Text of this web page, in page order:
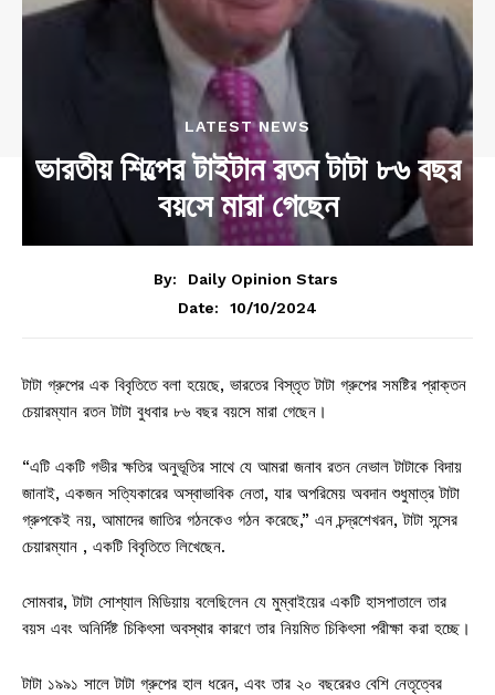
LATEST NEWS
ভারতীয় শিল্পের টাইটান রতন টাটা ৮৬ বছর
বয়সে মারা গেছেন
By:
Daily Opinion Stars
Date:
10/10/2024
টাটা গ্রুপের এক বিবৃতিতে বলা হয়েছে, ভারতের বিস্তৃত টাটা গ্রুপের সমষ্টির প্রাক্তন
চেয়ারম্যান রতন টাটা বুধবার ৮৬ বছর বয়সে মারা গেছেন।
“এটি একটি গভীর ক্ষতির অনুভূতির সাথে যে আমরা জনাব রতন নেভাল টাটাকে বিদায়
জানাই, একজন সত্যিকারের অস্বাভাবিক নেতা, যার অপরিমেয় অবদান শুধুমাত্র টাটা
গ্রুপকেই নয়, আমাদের জাতির গঠনকেও গঠন করেছে,” এন চন্দ্রশেখরন, টাটা সন্সের
চেয়ারম্যান , একটি বিবৃতিতে লিখেছেন.
সোমবার, টাটা সোশ্যাল মিডিয়ায় বলেছিলেন যে মুম্বাইয়ের একটি হাসপাতালে তার
বয়স এবং অনির্দিষ্ট চিকিৎসা অবস্থার কারণে তার নিয়মিত চিকিৎসা পরীক্ষা করা হচ্ছে।
টাটা ১৯৯১ সালে টাটা গ্রুপের হাল ধরেন, এবং তার ২০ বছরেরও বেশি নেতৃত্বের